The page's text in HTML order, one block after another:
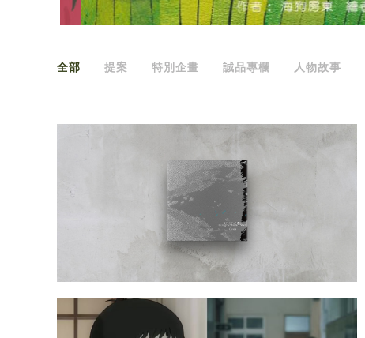
全部 提案 特別企畫 誠品專欄 人物故事